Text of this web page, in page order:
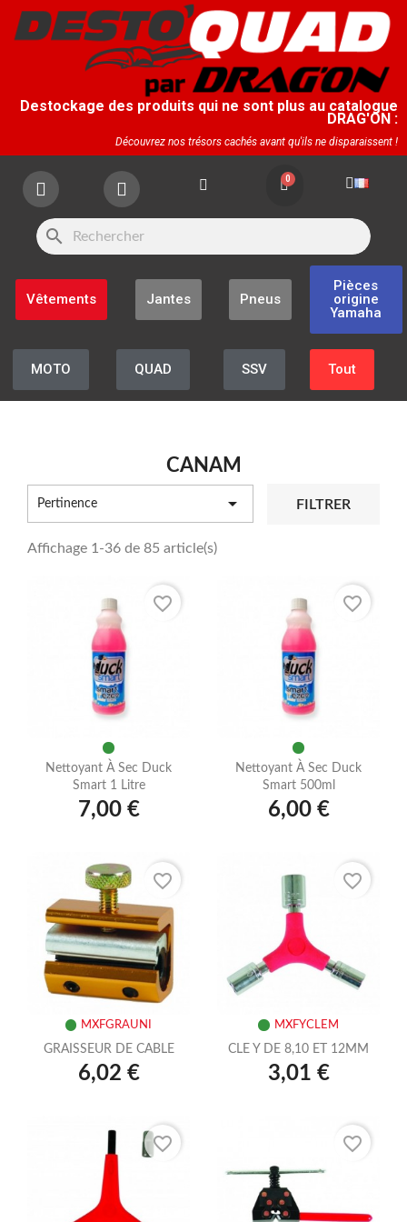
Destockage des produits qui ne sont plus au catalogue
DRAG'ON :
Découvrez nos trésors cachés avant qu'ils ne disparaissent !
search
Pièces
origine
Yamaha
Pneus
Jantes
Vêtements
Tout
SSV
QUAD
MOTO
CANAM
Pertinence  FILTRER
Affichage 1-36 de 85 article(s)
Nettoyant À Sec Duck
Smart 1 Litre
7,00 €
favorite_border
Nettoyant À Sec Duck
Smart 500ml
6,00 €
favorite_border
MXFGRAUNI
GRAISSEUR DE CABLE
6,02 €
favorite_border
MXFYCLEM
CLE Y DE 8,10 ET 12MM
3,01 €
favorite_border
favorite_border favorite_border